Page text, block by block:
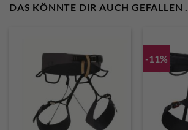
DAS KÖNNTE DIR AUCH GEFALLEN …
-11%